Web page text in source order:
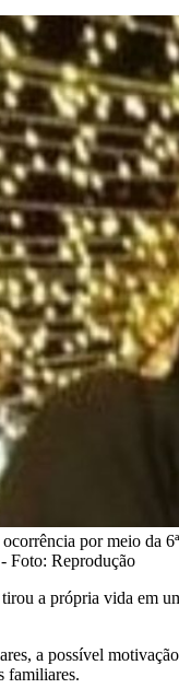
por meio da
Foto: Reprodução
a própria vida em
a possível
familiares.